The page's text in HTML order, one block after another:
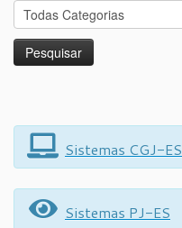
Sistemas CGJ-ES
Sistemas PJ-ES